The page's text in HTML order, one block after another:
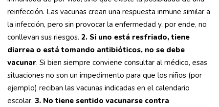
reinfección. Las vacunas crean una respuesta inmune similar a
la infección, pero sin provocar la enfermedad y, por ende, no
conllevan sus riesgos. 2. Si uno está resfriado, tiene
diarrea o está tomando antibióticos, no se debe
vacunar. Si bien siempre conviene consultar al médico, esas
situaciones no son un impedimento para que los niños (por
ejemplo) reciban las vacunas indicadas en el calendario
escolar. 3. No tiene sentido vacunarse contra